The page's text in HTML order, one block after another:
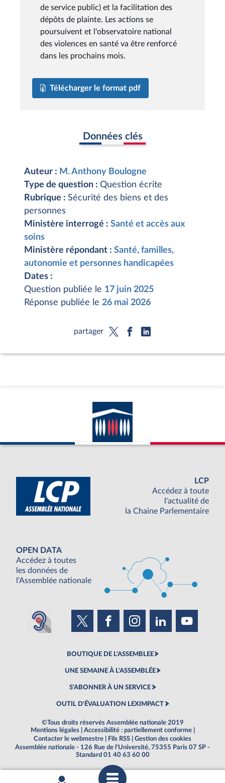
de service public) et la facilitation des
dépôts de plainte. Les actions se
poursuivent et l'observatoire national
des violences en santé va être renforcé
dans les prochains mois.
Télécharger le format pdf
Données clés
Auteur : M. Anthony Boulogne
Type de question : Question écrite
Rubrique : Sécurité des biens et des
personnes
Ministère interrogé : Santé et accès aux
soins
Ministère répondant : Santé, familles,
autonomie et personnes handicapées
Dates :
Question publiée le 17 juin 2025
Réponse publiée le 26 mai 2026
partager
LCP
Accédez à toute
l'actualité de
la Chaine Parlementaire
OPEN DATA
Accédez à toutes
les données de
l'Assemblée nationale
BOUTIQUE DE L'ASSEMBLEE
UNE SEMAINE À L'ASSEMBLÉE
S'ABONNER À UN SERVICE
OUTIL D'ÉVALUATION LEXIMPACT
©Tous droits réservés Assemblée nationale 2019
Mentions légales
Accessibilité : partiellement conforme
Contacter le webmestre
Fils RSS
Gestion des cookies
Assemblée nationale - 126 Rue de l'Université, 75355 Paris 07 SP -
Standard 01 40 63 60 00